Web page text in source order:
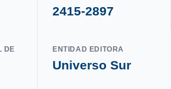
2415-2897
DE
ENTIDAD EDITORA
Universo Sur